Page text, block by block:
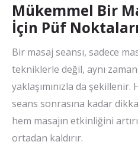
Mükemmel Bir
İçin Püf Noktaları
Bir masaj seansı, sadece
tekniklerle değil, aynı
yaklaşımınızla da şekillenir.
seans sonrasına kadar
hem masajın etkinliğini
ortadan kaldırır.